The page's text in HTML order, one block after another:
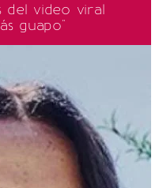
del video viral
guapo"